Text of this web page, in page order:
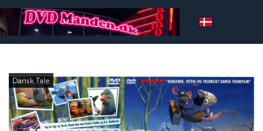
Dansk Tale